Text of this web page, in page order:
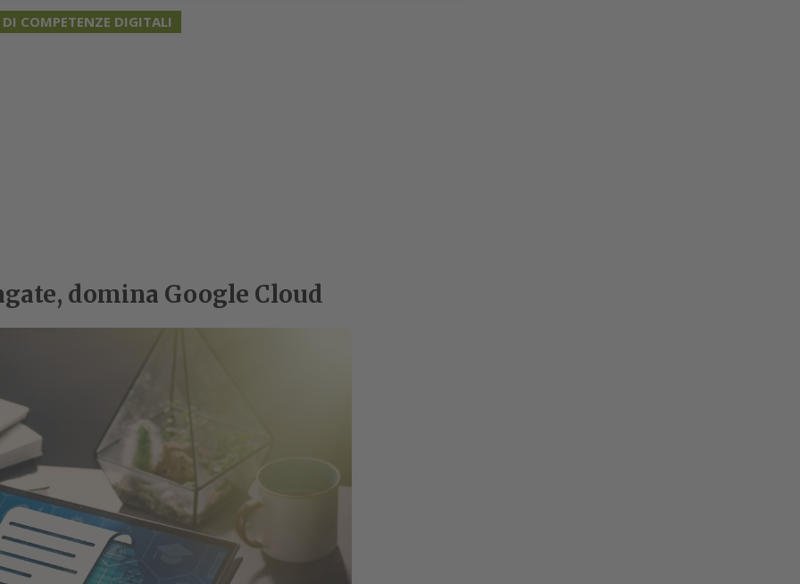
COMPETENZE DIGITALI
domina Google Cloud